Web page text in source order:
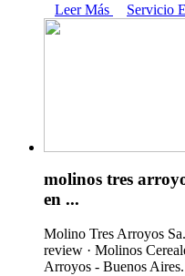
Leer Más
Servicio
molinos tres
en ...
Molino Tres Arroyos
review · Molinos
Arroyos - Buenos Aires.